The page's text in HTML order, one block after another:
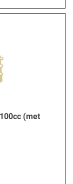
(met